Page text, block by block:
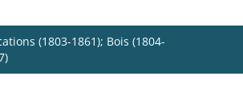
(1803-1861); Bois (1804-